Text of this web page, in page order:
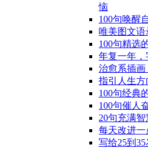
恼
100句唤醒
唯美图文
100句精选
年复一年
治愈系插
指引人生
100句经典
100句催人
20句充满
每天改进一
写给25到